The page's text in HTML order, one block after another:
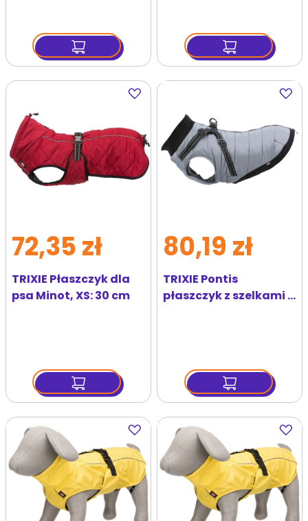
Dodaj
do
TRIXIE Płaszczyk dla
psa Minot, XS: 30 cm
72,35 zł
Dodaj
do
TRIXIE Pontis
płaszczyk z szelkami S
80,19 zł
Dodaj
do
ulubionych
Dodaj
do